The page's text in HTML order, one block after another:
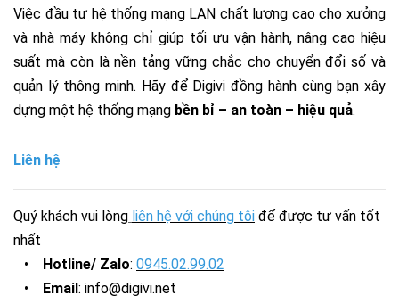
Việc đầu tư hệ thống mạng LAN chất lượng cao cho xưởng
và nhà máy không chỉ giúp tối ưu vận hành, nâng cao hiệu
suất mà còn là nền tảng vững chắc cho chuyển đổi số và
quản lý thông minh. Hãy để Digivi đồng hành cùng bạn xây
dựng một hệ thống mạng bền bỉ – an toàn – hiệu quả.
Liên hệ
Quý khách vui lòng liên hệ với chúng tôi để được tư vấn tốt
nhất
•
Hotline/ Zalo: 0945.02.99.02
•
Email : info@digivi.net